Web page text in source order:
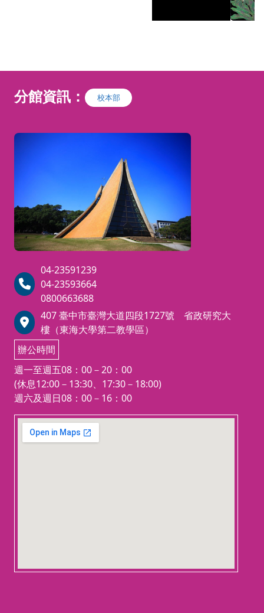
，
個單純而快樂的自己。
分館資訊： 校本部
04-23591239
04-23593664
0800663688
407 臺中市臺灣大道四段1727號 省政研究大
樓（東海大學第二教學區）
辦公時間
週一至週五08：00－20：00
(休息12:00－13:30、17:30－18:00)
週六及週日08：00－16：00
123 movies
embedgooglemap.net